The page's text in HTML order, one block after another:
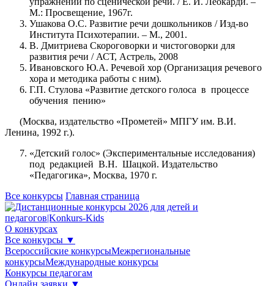
М.: Просвещение, 1967г.
Ушакова О.С. Развитие речи дошкольников / Изд-во
Института Психотерапии. – М., 2001.
В. Дмитриева Скороговорки и чистоговорки для
развития речи / АСТ, Астрель, 2008
Ивановского Ю.А. Речевой хор (Организация речевого
хора и методика работы с ним).
Г.П. Стулова «Развитие детского голоса в процессе
обучения пению»
(Москва, издательство «Прометей» МПГУ им. В.И.
Ленина, 1992 г.).
«Детский голос» (Экспериментальные исследования)
под редакцией В.Н. Шацкой. Издательство
«Педагогика», Москва, 1970 г.
Все конкурсы Главная страница
О конкурсах
Все конкурсы ▼
Всероссийские конкурсыМежрегиональные
конкурсыМеждународные конкурсы
Конкурсы педагогам
Онлайн заявки ▼